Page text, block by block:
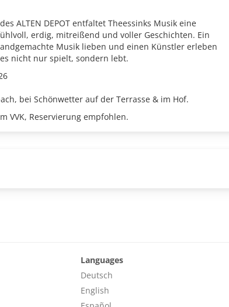
ALTEN DEPOT entfaltet Theessinks Musik eine
erdig, mitreißend und voller Geschichten. Ein
Musik lieben und einen Künstler erleben
nicht nur spielt, sondern lebt.
bei Schönwetter auf der Terrasse & im Hof.
VVK, Reservierung empfohlen.
Languages
Deutsch
English